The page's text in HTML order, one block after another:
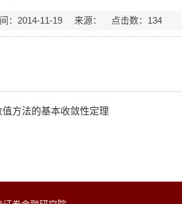
：2014-11-19 来源： 点击数： 134
方法的基本收敛性定理